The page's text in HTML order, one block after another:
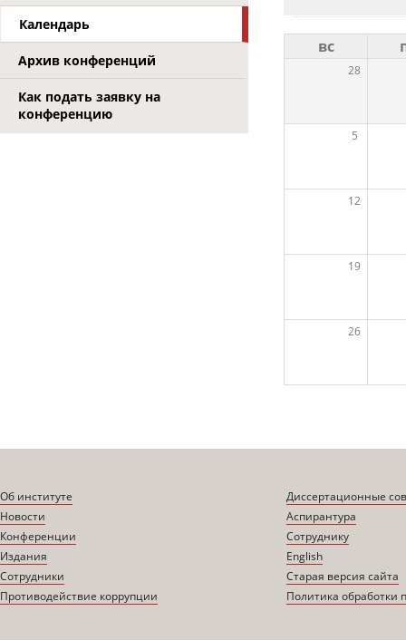
Календарь
Архив конференций
Как подать заявку на
конференцию
вс
28
5
12
19
26
Об институте
Новости
Конференции
Издания
Сотрудники
Противодействие коррупции
Диссертационные
Аспирантура
Сотруднику
English
Старая версия сайта
Политика обработки